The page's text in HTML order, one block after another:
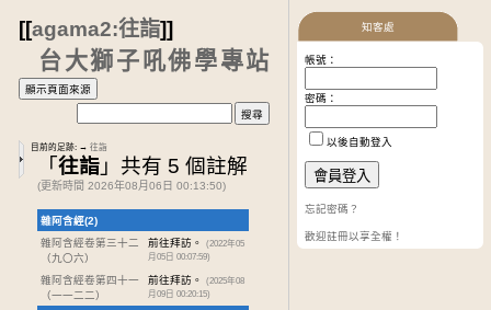
[[agama2:往詣]]
台大獅子吼佛學專站
目前的足跡: → 往詣
「往詣」共有 5 個註解
(更新時間 2026年08月06日 00:13:50)
雜阿含經(2)
雜阿含經卷第三十二
（九〇六）
前往拜訪。
(2022年05
月05日 00:07:59)
雜阿含經卷第四十一
（一一二二）
前往拜訪。
(2025年08
月09日 00:20:15)
知客處
帳號：
密碼：
以後自動登入
忘記密碼？
歡迎註冊以享全權！